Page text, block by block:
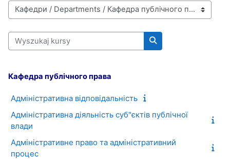
Kategorie kursów
Wyszukaj kursy
Wyszukaj kursy
Кафедра публічного права
Адміністративна відповідальність
Адміністративна діяльність суб"єктів публічної
влади
Адміністративне право та адміністративний
процес